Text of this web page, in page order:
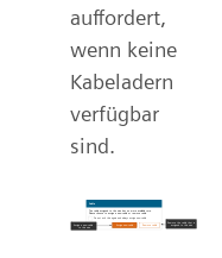
auffordert,
wenn keine
Kabeladern
verfügbar
sind.